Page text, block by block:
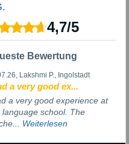
4,7/5
Bewertung
, Lakshmi P., Ingolstadt
a very good ex...
a very good experience at
language school. The
Weiterlesen